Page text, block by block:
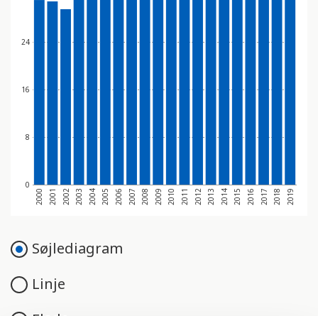
0
8
16
24
2000 2001 2002 2003 2004 2005 2006 2007 2008 2009 2010 2011 2012 2013 2014 2015 2016 2017 2018 2019
Søjlediagram
Linje